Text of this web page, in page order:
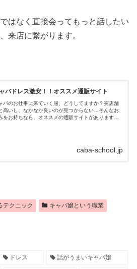
はなく直接会ってもっと話したい
来店に繋がります。
バドレス激安！！オススメ通販サイト
バのお仕事に来ていく服、どうしてますか？実店舗
高いし、なかなか良いのが見つからない…そんなお
をお持ちなら、オススメの通販サイトがあります！
caba-school.jp
テクニック
キャバ嬢という職業
ドレス 話がうまいキャバ嬢